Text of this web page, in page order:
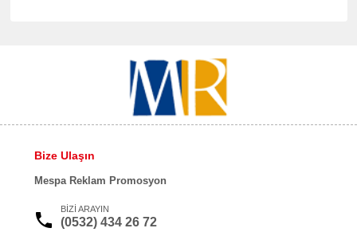
Bize Ulaşın
Mespa Reklam Promosyon
BİZİ ARAYIN
(0532) 434 26 72